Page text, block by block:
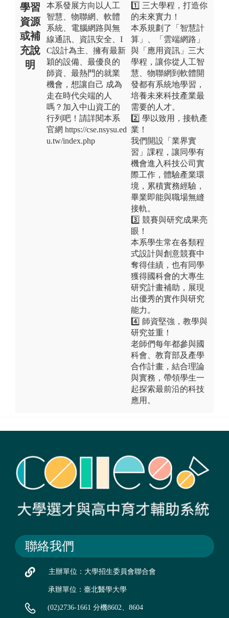
學習
資源
或補
充說
明
本系發展方向以人工
智慧、物聯網、軟體
系統、電腦網路與無
線通訊、資訊安全、I
C設計為主、擁有最新
穎的設備、最優良的
師資、最熱門的就業
機會，想讓自己 成為
走在時代尖端的人
嗎？加入中山資工的
行列吧！請詳閱本系
官網 https://cse.nsysu.ed
u.tw/index.php
1️⃣ 三大學程，打造你
的未來實力！
本系規劃了「智慧計
算」、「雲端網路」
與「應用資訊」三大
學程，讓你從人工智
慧、物聯網到軟體開
發都有系統地學習，
培養未來科技產業最
需要的人才。
2️⃣ 學以致用，接軌產
業！
我們開設「業界實
習」課程，讓同學有
機會進入科技公司實
際工作，體驗產業環
境，累積實務經驗，
畢業即能與職場無縫
接軌。
3️⃣ 競賽與研究成果亮
眼！
本系學生常在各類程
式設計與創意競賽中
奪得佳績，也有同學
獲得國科會的大專生
研究計畫補助，展現
出優秀的實作與研究
能力。
4️⃣ 師資堅強，教學與
研究並重！
老師們每年都參與國
科會、教育部及產學
合作計畫，結合理論
與實務，帶領學生一
起探索最前沿的科技
應用。
聯絡我們
主辦單位：大學招生委員會聯合會
承辦單位：臺北醫學大學
(02)2736-1661 分機8602、8604